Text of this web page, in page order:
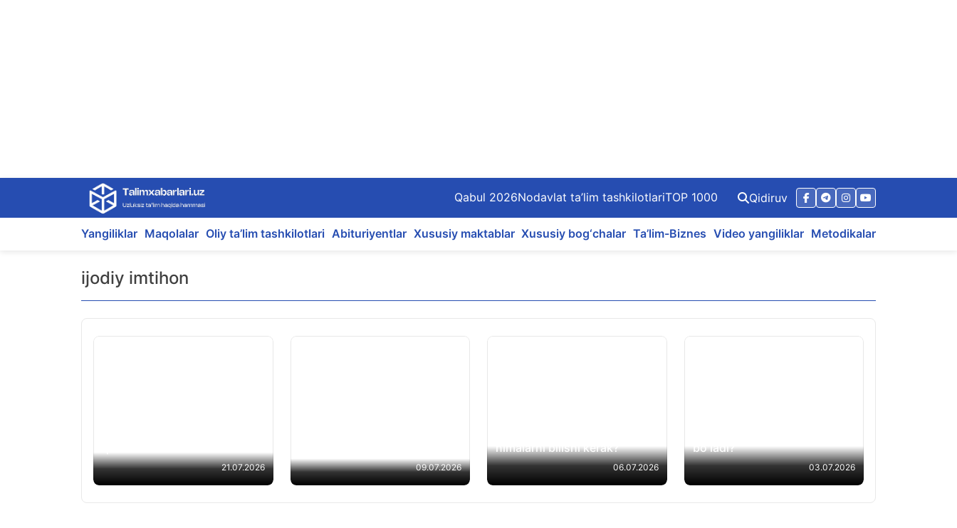
content
Qabul 2026Nodavlat ta’lim tashkilotlariTOP 1000 Qidiruv
Yangiliklar Maqolalar Oliy ta’lim tashkilotlari Abituriyentlar Xususiy maktablar Xususiy bog‘chalar Ta’lim-Biznes Video yangiliklar Metodikalar
ijodiy imtihon
21.07.2026 09.07.2026
nimalarni bilishi kerak?
06.07.2026
boʻladi?
03.07.2026